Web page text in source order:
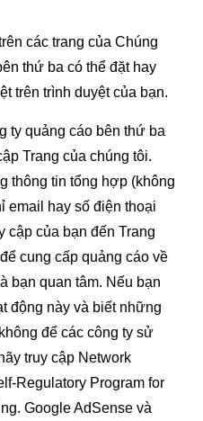
các trang của Chúng
thứ ba có thể đặt hay
trên trình duyệt của bạn.
ty quảng cáo bên thứ ba
Trang của chúng tôi.
thông tin tổng hợp (không
email hay số điện thoại
cập của bạn đến Trang
cung cấp quảng cáo về
bạn quan tâm. Nếu bạn
động này và biết những
để các công ty sử
truy cập Network
Regulatory Program for
Google AdSense và